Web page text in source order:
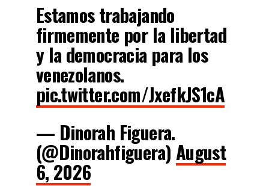
Estamos trabajando
firmemente por la libertad
y la democracia para los
venezolanos.
pic.twitter.com/JxefkJS1cA
— Dinorah Figuera.
(@Dinorahfiguera) August
6, 2026